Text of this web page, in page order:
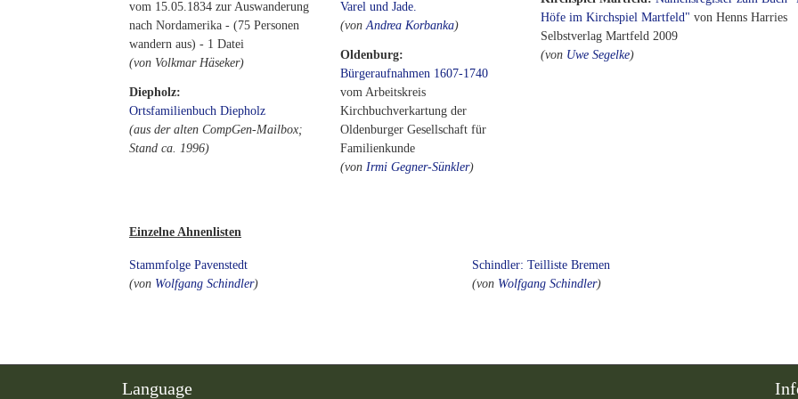
vom 15.05.1834 zur Auswanderung
nach Nordamerika - (75 Personen
wandern aus) - 1 Datei
(von Volkmar Häseker)
Diepholz:
Ortsfamilienbuch Diepholz
(aus der alten CompGen-Mailbox;
Stand ca. 1996)
Varel und Jade.
(vonAndrea Korbanka)
Oldenburg:
Bürgeraufnahmen 1607-1740
vom Arbeitskreis
Kirchbuchverkartung der
Oldenburger Gesellschaft für
Familienkunde
(von Irmi Gegner-Sünkler)
Höfe im Kirchspiel Martfeld" von Henns Harries
Selbstverlag Martfeld 2009
(von Uwe Segelke)
Einzelne Ahnenlisten
Stammfolge Pavenstedt
(von Wolfgang Schindler)
Schindler: Teilliste Bremen
(von Wolfgang Schindler)
Language